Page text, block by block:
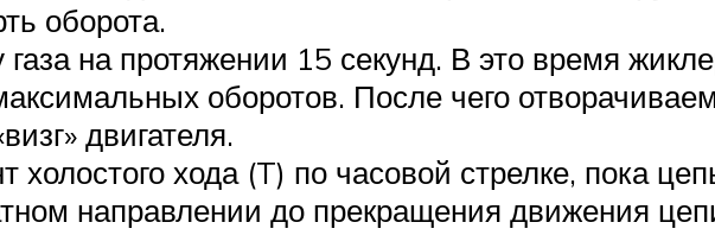
оборота.
на протяжении 15 секунд. В это время
оборотов. После чего
двигателя.
холостого хода (T) по часовой стрелке, пока
направлении до прекращения движения